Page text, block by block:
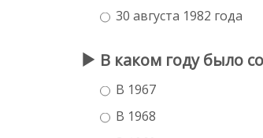
30 августа 1982 года
В каком году было
В 1967
В 1968